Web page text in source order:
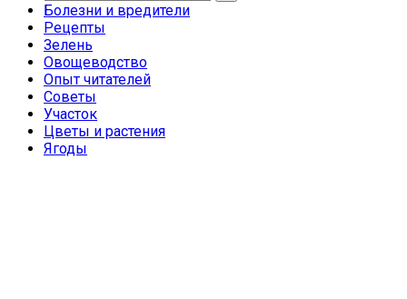
Болезни и вредители
Рецепты
Зелень
Овощеводство
Опыт читателей
Советы
Участок
Цветы и растения
Ягоды